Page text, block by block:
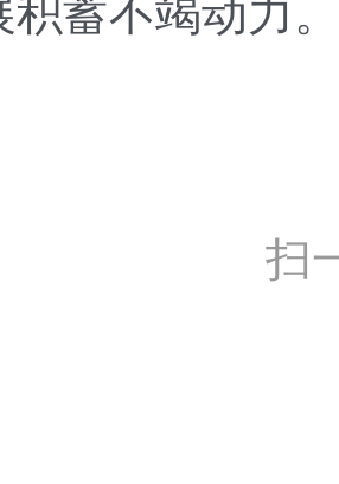
积蓄不竭动力。
扫